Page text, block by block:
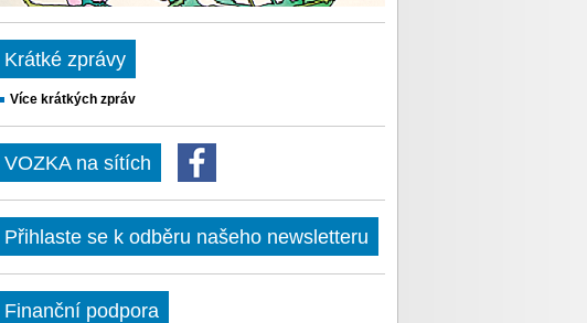
Krátké zprávy
Více krátkých zpráv
VOZKA na sítích
Přihlaste se k odběru našeho newsletteru
Finanční podpora